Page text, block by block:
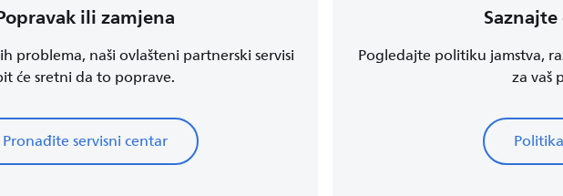
ili zamjena
problema, naši ovlašteni partnerski servisi
će sretni da to poprave.
Pronađite servisni centar
Pogledajte politiku jamstva,
za vaš